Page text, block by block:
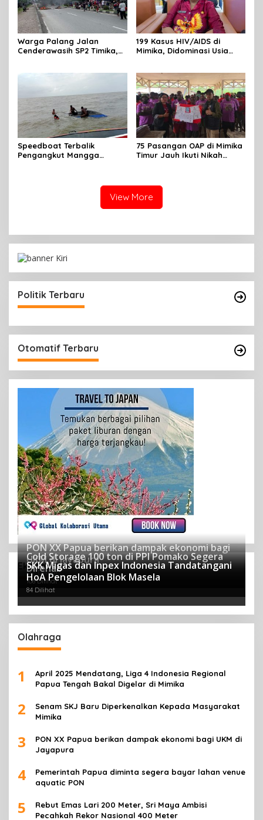
Warga Palang Jalan
Cenderawasih SP2 Timika,
199 Kasus HIV/AIDS di
Mimika, Didominasi Usia
Speedboat Terbalik
Pengangkut Mangga
75 Pasangan OAP di Mimika
Timur Jauh Ikuti Nikah
View More
Politik Terbaru
Otomatif Terbaru
Ekonomi
PON XX Papua berikan dampak ekonomi bagi
UKM di Jayapura
122 Dilihat
Cold Storage 100 ton di PPI Pomako Segera
Direhab
108 Dilihat
SKK Migas dan Inpex Indonesia Tandatangani
HoA Pengelolaan Blok Masela
84 Dilihat
Olahraga
1
April 2025 Mendatang, Liga 4 Indonesia Regional
Papua Tengah Bakal Digelar di Mimika
2
Senam SKJ Baru Diperkenalkan Kepada Masyarakat
Mimika
3
PON XX Papua berikan dampak ekonomi bagi UKM di
Jayapura
4
Pemerintah Papua diminta segera bayar lahan venue
aquatic PON
5
Rebut Emas Lari 200 Meter, Sri Maya Ambisi
Pecahkah Rekor Nasional 400 Meter